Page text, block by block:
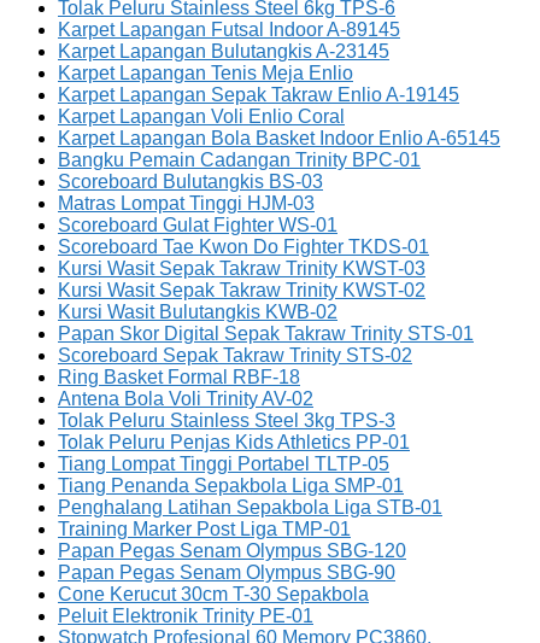
Tolak Peluru Stainless Steel 6kg TPS-6
Karpet Lapangan Futsal Indoor A-89145
Karpet Lapangan Bulutangkis A-23145
Karpet Lapangan Tenis Meja Enlio
Karpet Lapangan Sepak Takraw Enlio A-19145
Karpet Lapangan Voli Enlio Coral
Karpet Lapangan Bola Basket Indoor Enlio A-65145
Bangku Pemain Cadangan Trinity BPC-01
Scoreboard Bulutangkis BS-03
Matras Lompat Tinggi HJM-03
Scoreboard Gulat Fighter WS-01
Scoreboard Tae Kwon Do Fighter TKDS-01
Kursi Wasit Sepak Takraw Trinity KWST-03
Kursi Wasit Sepak Takraw Trinity KWST-02
Kursi Wasit Bulutangkis KWB-02
Papan Skor Digital Sepak Takraw Trinity STS-01
Scoreboard Sepak Takraw Trinity STS-02
Ring Basket Formal RBF-18
Antena Bola Voli Trinity AV-02
Tolak Peluru Stainless Steel 3kg TPS-3
Tolak Peluru Penjas Kids Athletics PP-01
Tiang Lompat Tinggi Portabel TLTP-05
Tiang Penanda Sepakbola Liga SMP-01
Penghalang Latihan Sepakbola Liga STB-01
Training Marker Post Liga TMP-01
Papan Pegas Senam Olympus SBG-120
Papan Pegas Senam Olympus SBG-90
Cone Kerucut 30cm T-30 Sepakbola
Peluit Elektronik Trinity PE-01
Stopwatch Profesional 60 Memory PC3860.